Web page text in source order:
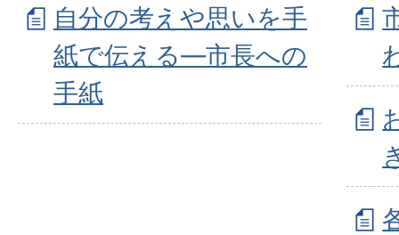
自分の考えや思いを手
紙で伝える―市長への
手紙